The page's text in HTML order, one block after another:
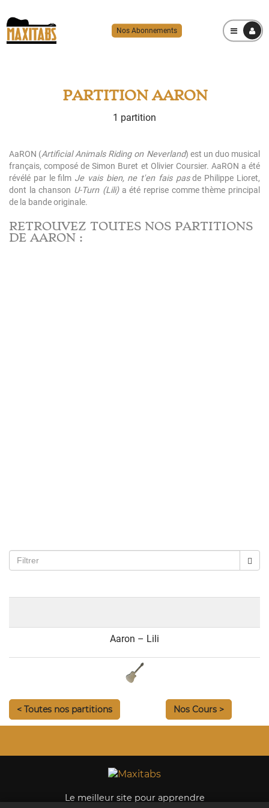
Nos Abonnements MENU
PARTITION AARON
1 partition
AaRON (Artificial Animals Riding on Neverland) est un duo musical
français, composé de Simon Buret et Olivier Coursier. AaRON a été
révélé par le film Je vais bien, ne t'en fais pasde Philippe Lioret,
dont la chanson U-Turn (Lili)a été reprise comme thème principal
de la bande originale.
RETROUVEZ TOUTES NOS PARTITIONS
DE AARON :
Aaron – Lili
< Toutes nos partitions Nos Cours >
Le meilleur site pour apprendre